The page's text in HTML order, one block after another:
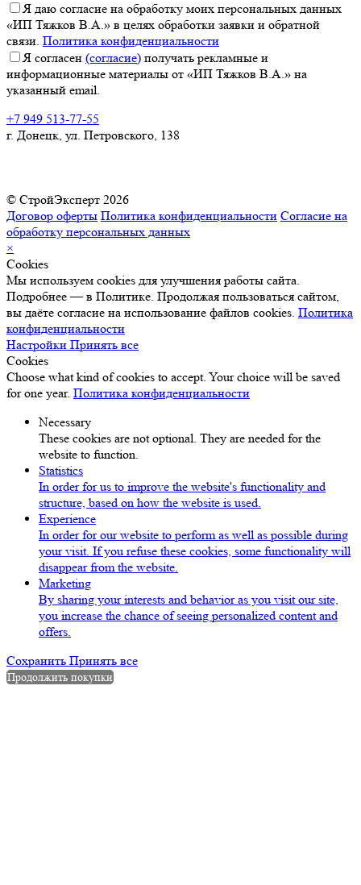
Я даю согласие на обработку моих персональных данных
«ИП Тяжков В.А.» в целях обработки заявки и обратной
связи. Политика конфиденциальности
Я согласен (согласие) получать рекламные и
информационные материалы от «ИП Тяжков В.А.» на
указанный email.
+7 949 513-77-55
г. Донецк, ул. Петровского, 138
© СтройЭксперт 2026
Договор оферты Политика конфиденциальности Согласие на
обработку персональных данных
×
Cookies
Мы используем cookies для улучшения работы сайта.
Подробнее — в Политике. Продолжая пользоваться сайтом,
вы даёте согласие на использование файлов cookies. Политика
конфиденциальности
Настройки Принять все
Cookies
Choose what kind of cookies to accept. Your choice will be saved
for one year. Политика конфиденциальности
Necessary
These cookies are not optional. They are needed for the
website to function.
Statistics
In order for us to improve the website's functionality and
structure, based on how the website is used.
Experience
In order for our website to perform as well as possible during
your visit. If you refuse these cookies, some functionality will
disappear from the website.
Marketing
By sharing your interests and behavior as you visit our site,
you increase the chance of seeing personalized content and
offers.
Сохранить Принять все
Продолжить покупки